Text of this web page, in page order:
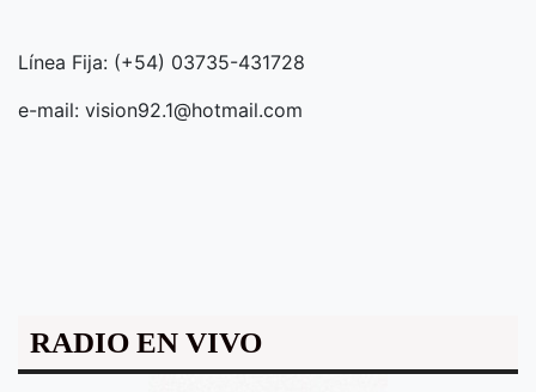
Línea Fija: (+54) 03735-431728
e-mail: vision92.1@hotmail.com
RADIO EN VIVO